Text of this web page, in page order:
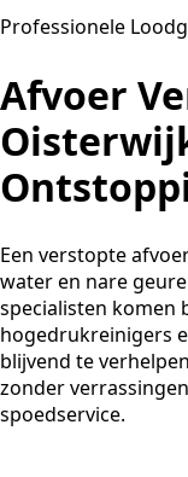
Professionele
Afvoer
Een verstopte
water en nare
specialisten komen
hogedrukreinigers
blijvend te
zonder
spoedservice.